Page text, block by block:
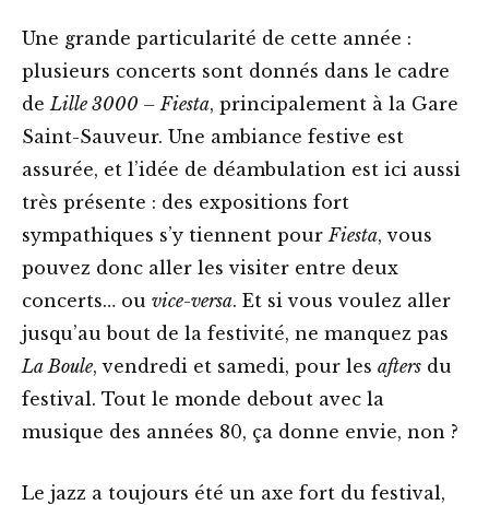
Une grande particularité de cette année :
plusieurs concerts sont donnés dans le cadre
de Lille 3000 – Fiesta, principalement à la Gare
Saint-Sauveur. Une ambiance festive est
assurée, et l’idée de déambulation est ici aussi
très présente : des expositions fort
sympathiques s’y tiennent pour Fiesta, vous
pouvez donc aller les visiter entre deux
concerts… ou vice-versa. Et si vous voulez aller
jusqu’au bout de la festivité, ne manquez pas
La Boule, vendredi et samedi, pour les afters du
festival. Tout le monde debout avec la
musique des années 80, ça donne envie, non ?
Le jazz a toujours été un axe fort du festival,